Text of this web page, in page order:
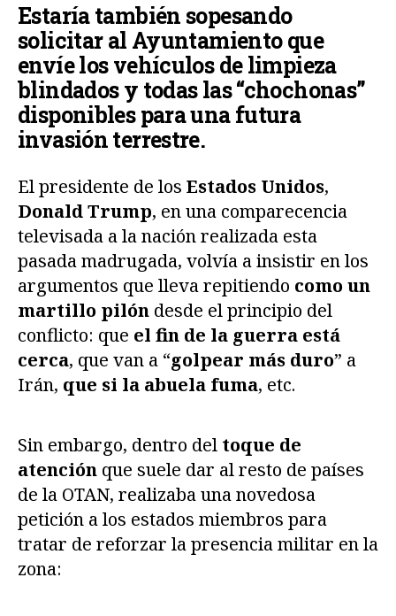
Estaría también sopesando
solicitar al Ayuntamiento que
envíe los vehículos de limpieza
blindados y todas las “chochonas”
disponibles para una futura
invasión terrestre.
El presidente de los Estados Unidos,
Donald Trump, en una comparecencia
televisada a la nación realizada esta
pasada madrugada, volvía a insistir en los
argumentos que lleva repitiendo como un
martillo pilón desde el principio del
conflicto: que el fin de la guerra está
cerca, que van a “golpear más duro” a
Irán, que si la abuela fuma, etc.
Sin embargo, dentro del toque de
atención que suele dar al resto de países
de la OTAN, realizaba una novedosa
petición a los estados miembros para
tratar de reforzar la presencia militar en la
zona: